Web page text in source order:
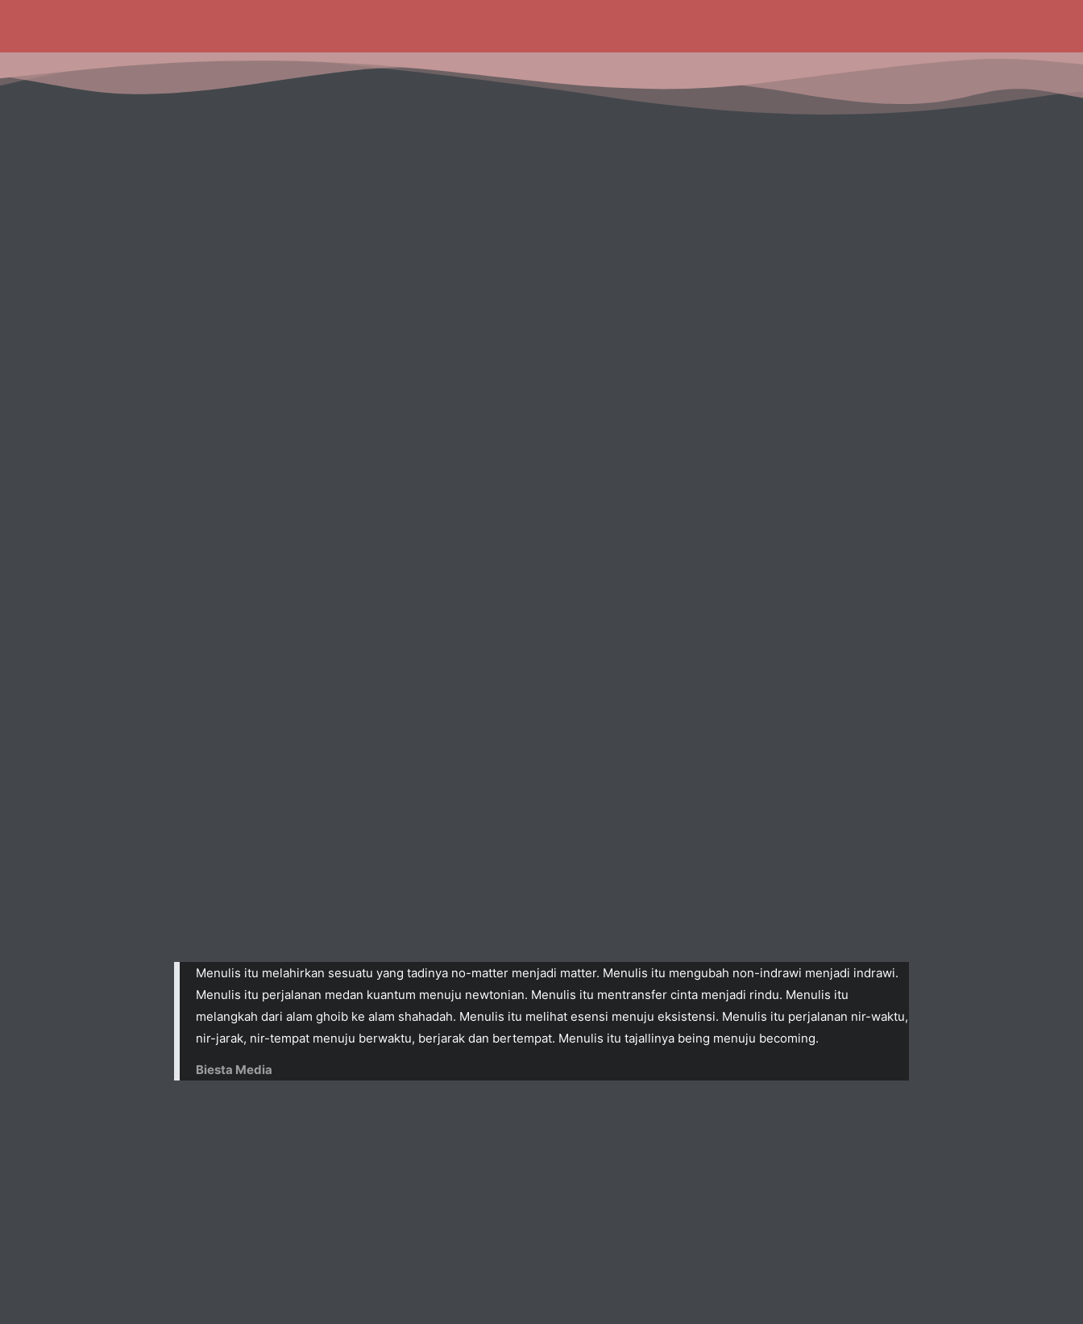
Menulis itu melahirkan sesuatu yang tadinya no-matter menjadi matter. Menulis itu mengubah non-indrawi menjadi indrawi.
Menulis itu perjalanan medan kuantum menuju newtonian. Menulis itu mentransfer cinta menjadi rindu. Menulis itu
melangkah dari alam ghoib ke alam shahadah. Menulis itu melihat esensi menuju eksistensi. Menulis itu perjalanan nir-waktu,
nir-jarak, nir-tempat menuju berwaktu, berjarak dan bertempat. Menulis itu tajallinya being menuju becoming.
Biesta Media